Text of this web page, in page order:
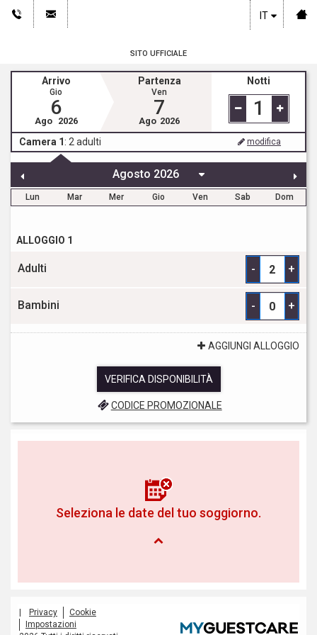
SITO UFFICIALE
IT
Arrivo
Gio
6
Ago 2026
Partenza
Ven
7
Ago 2026
Notti
1
Camera 1 : 2 adulti modifica
Lun Mar Mer Gio Ven Sab Dom
ALLOGGIO 1
Adulti - +
Bambini - +
AGGIUNGI ALLOGGIO
VERIFICA DISPONIBILITÀ
CODICE PROMOZIONALE
Seleziona le date del tuo soggiorno.
Privacy
Cookie
Impostazioni